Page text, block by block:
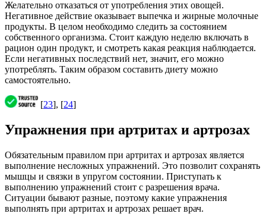
Желательно отказаться от употребления этих овощей.
Негативное действие оказывает выпечка и жирные молочные
продукты. В целом необходимо следить за состоянием
собственного организма. Стоит каждую неделю включать в
рацион один продукт, и смотреть какая реакция наблюдается.
Если негативных последствий нет, значит, его можно
употреблять. Таким образом составить диету можно
самостоятельно.
[23], [24]
Упражнения при артритах и артрозах
Обязательным правилом при артритах и артрозах является
выполнение несложных упражнений. Это позволит сохранять
мышцы и связки в упругом состоянии. Приступать к
выполнению упражнений стоит с разрешения врача.
Ситуации бывают разные, поэтому какие упражнения
выполнять при артритах и артрозах решает врач.